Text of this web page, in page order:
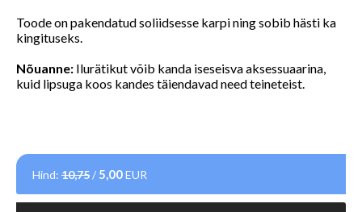
Toode on pakendatud soliidsesse karpi ning sobib hästi ka
kingituseks.
Nõuanne: Ilurätikut võib kanda iseseisva aksessuaarina,
kuid lipsuga koos kandes täiendavad need teineteist.
Hind: 10,75/ 5,00EUR